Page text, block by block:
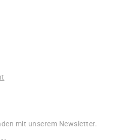
mit unserem Newsletter.